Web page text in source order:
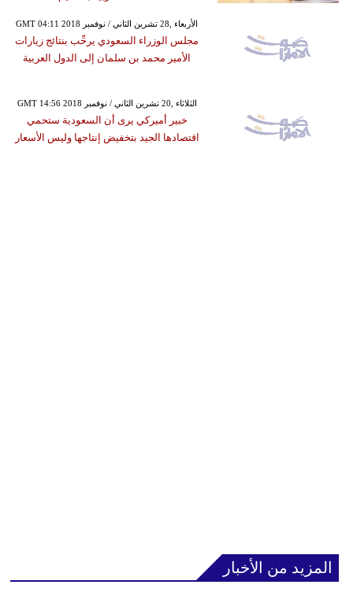
GMT 04:11 2018 الأربعاء ,28 تشرين الثاني / نوفمبر
مجلس الوزراء السعودي يرحِّب بنتائج زيارات
الأمير محمد بن سلمان إلى الدول العربية
GMT 14:56 2018 الثلاثاء ,20 تشرين الثاني / نوفمبر
خبير أميركي يرى أن السعودية ستحمي
اقتصادها الجيد بتخفيض إنتاجها وليس الأسعار
المزيد من الأخبار